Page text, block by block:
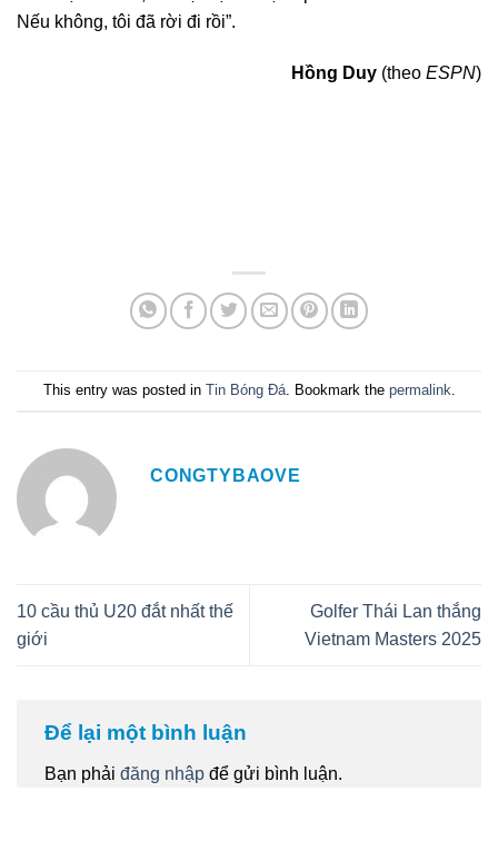
Nếu không, tôi đã rời đi rồi”.
Hồng Duy (theo ESPN)
This entry was posted in Tin Bóng Đá. Bookmark the permalink
CONGTYBAOVE
10 cầu thủ U20 đắt nhất thế
giới
Golfer Thái Lan thắng
Vietnam Masters 2025
Để lại một bình luận
Bạn phải đăng nhập để gửi bình luận.